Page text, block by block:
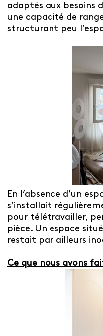
adaptés aux besoins
une capacité de
structurant peu
En l’absence d’un
s’installait
pour télétravailler,
pièce. Un espace
restait par ailleurs
Ce que nous avons